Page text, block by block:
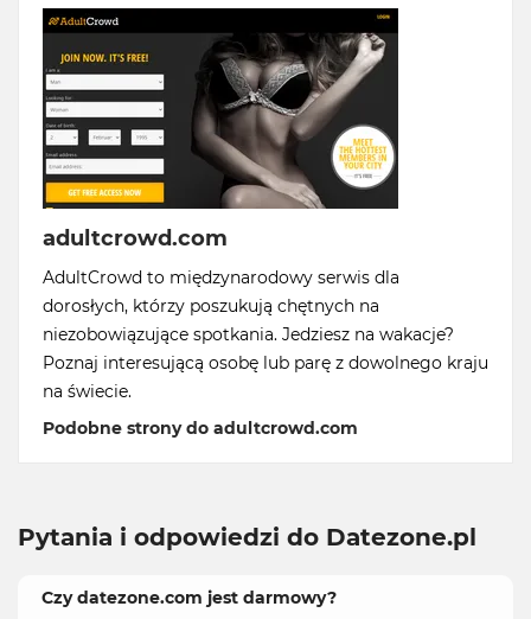
adultcrowd.com
AdultCrowd to międzynarodowy serwis dla
dorosłych, którzy poszukują chętnych na
niezobowiązujące spotkania. Jedziesz na wakacje?
Poznaj interesującą osobę lub parę z dowolnego kraju
na świecie.
Podobne strony do adultcrowd.com
Pytania i odpowiedzi do Datezone.pl
Czy datezone.com jest darmowy?